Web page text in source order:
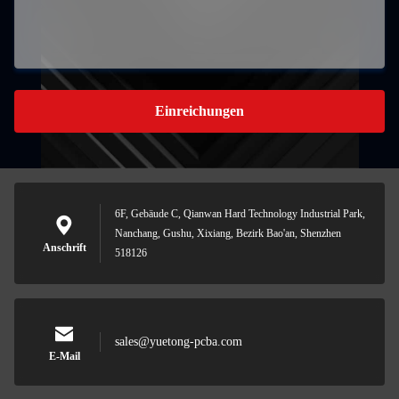
Einreichungen
Anschrift
6F, Gebäude C, Qianwan Hard Technology Industrial Park,
Nanchang, Gushu, Xixiang, Bezirk Bao'an, Shenzhen
518126
E-Mail
sales@yuetong-pcba.com